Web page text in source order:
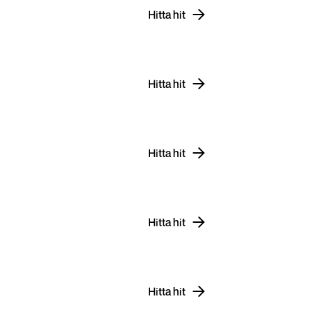
Hitta hit
Hitta hit
Hitta hit
Hitta hit
Hitta hit